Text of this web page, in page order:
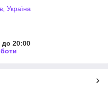
Україна
до 20:00